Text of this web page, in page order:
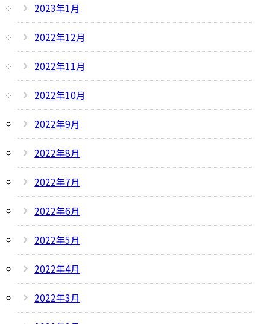
2023年1月
2022年12月
2022年11月
2022年10月
2022年9月
2022年8月
2022年7月
2022年6月
2022年5月
2022年4月
2022年3月